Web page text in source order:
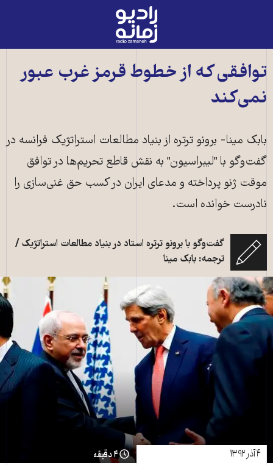
رادیو
زمانه
صفحه
توافقی که از خطوط قرمز غرب عبور
نمی‌کند
بابک مینا- برونو ترتره از بنیاد مطالعات استراتژیک فرانسه در
گفت‌وگو با "لیبراسیون" به نقش قاطع تحریم‌ها در توافق
موقت ژنو پرداخته و مدعای ایران در کسب حق غنی‌سازی را
نادرست خوانده است.
گفت‌وگو با برونو ترتره استاد در بنیاد مطالعات استراتژیک /
ترجمه: بابک مینا
۴ آذر ۱۳۹۲ ۴ دقیقه